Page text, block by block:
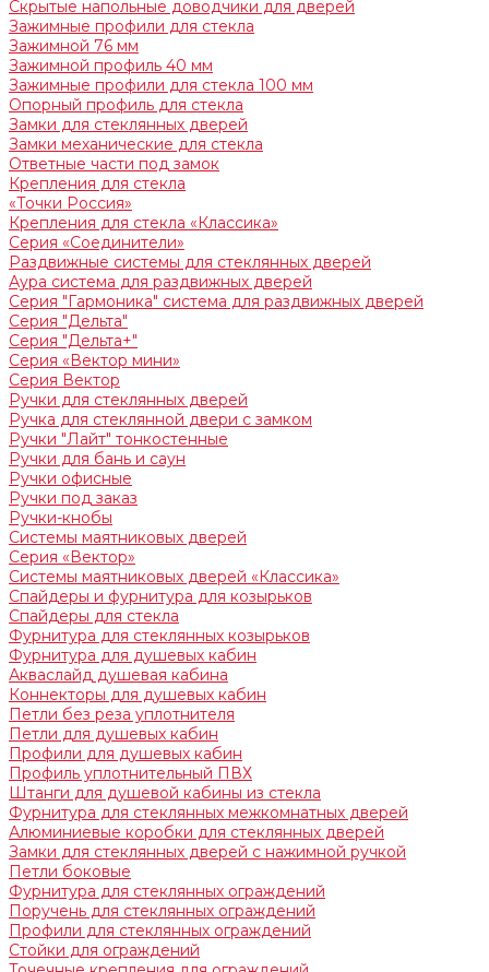
Скрытые напольные доводчики для дверей
Зажимные профили для стекла
Зажимной 76 мм
Зажимной профиль 40 мм
Зажимные профили для стекла 100 мм
Опорный профиль для стекла
Замки для стеклянных дверей
Замки механические для стекла
Ответные части под замок
Крепления для стекла
«Точки Россия»
Крепления для стекла «Классика»
Серия «Соединители»
Раздвижные системы для стеклянных дверей
Аура система для раздвижных дверей
Серия "Гармоника" система для раздвижных дверей
Серия "Дельта"
Серия "Дельта+"
Серия «Вектор мини»
Серия Вектор
Ручки для стеклянных дверей
Ручка для стеклянной двери с замком
Ручки "Лайт" тонкостенные
Ручки для бань и саун
Ручки офисные
Ручки под заказ
Ручки-кнобы
Системы маятниковых дверей
Серия «Вектор»
Системы маятниковых дверей «Классика»
Спайдеры и фурнитура для козырьков
Спайдеры для стекла
Фурнитура для стеклянных козырьков
Фурнитура для душевых кабин
Акваслайд душевая кабина
Коннекторы для душевых кабин
Петли без реза уплотнителя
Петли для душевых кабин
Профили для душевых кабин
Профиль уплотнительный ПВХ
Штанги для душевой кабины из стекла
Фурнитура для стеклянных межкомнатных дверей
Алюминиевые коробки для стеклянных дверей
Замки для стеклянных дверей с нажимной ручкой
Петли боковые
Фурнитура для стеклянных ограждений
Поручень для стеклянных ограждений
Профили для стеклянных ограждений
Стойки для ограждений